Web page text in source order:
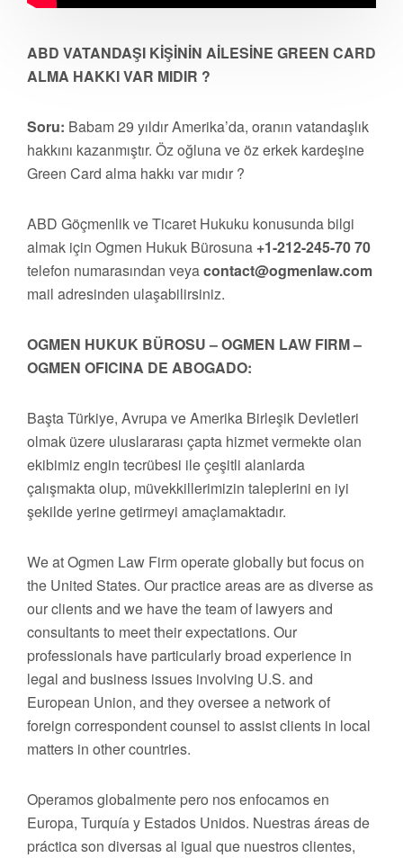
ABD VATANDAŞI KİŞİNİN AİLESİNE GREEN CARD
ALMA HAKKI VAR MIDIR ?
Soru: Babam 29 yıldır Amerika’da, oranın vatandaşlık
hakkını kazanmıştır. Öz oğluna ve öz erkek kardeşine
Green Card alma hakkı var mıdır ?
ABD Göçmenlik ve Ticaret Hukuku konusunda bilgi
almak için Ogmen Hukuk Bürosuna +1-212-245-70 70
telefon numarasından veyacontact@ogmenlaw.com
mail adresinden ulaşabilirsiniz.
OGMEN HUKUK BÜROSU – OGMEN LAW FIRM –
OGMEN OFICINA DE ABOGADO:
Başta Türkiye, Avrupa ve Amerika Birleşik Devletleri
olmak üzere uluslararası çapta hizmet vermekte olan
ekibimiz engin tecrübesi ile çeşitli alanlarda
çalışmakta olup, müvekkillerimizin taleplerini en iyi
şekilde yerine getirmeyi amaçlamaktadır.
We at Ogmen Law Firm operate globally but focus on
the United States. Our practice areas are as diverse as
our clients and we have the team of lawyers and
consultants to meet their expectations. Our
professionals have particularly broad experience in
legal and business issues involving U.S. and
European Union, and they oversee a network of
foreign correspondent counsel to assist clients in local
matters in other countries.
Operamos globalmente pero nos enfocamos en
Europa, Turquía y Estados Unidos. Nuestras áreas de
práctica son diversas al igual que nuestros clientes,